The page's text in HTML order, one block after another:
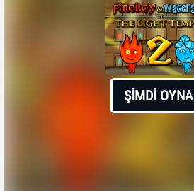
ŞIMDI OYNA